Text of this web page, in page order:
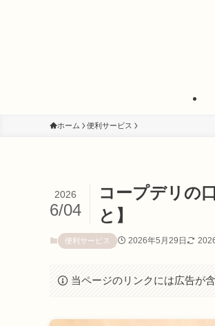
ホーム 便利サービス
コープデリの
と】
2026
6/04
便利サービス 2026年5月29日
当ページのリンクには広告が